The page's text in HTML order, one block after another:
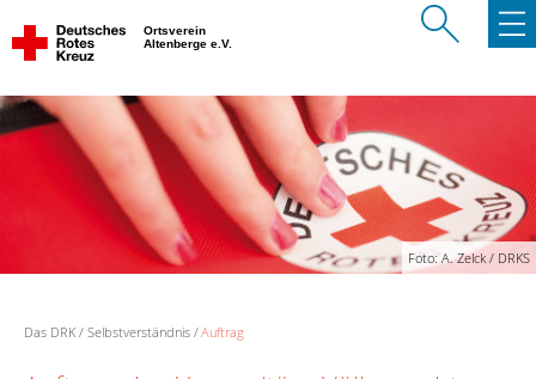
Ortsverein
Altenberge e.V.
Foto: A. Zelck / DRKS
Das DRK Selbstverständnis Auftrag